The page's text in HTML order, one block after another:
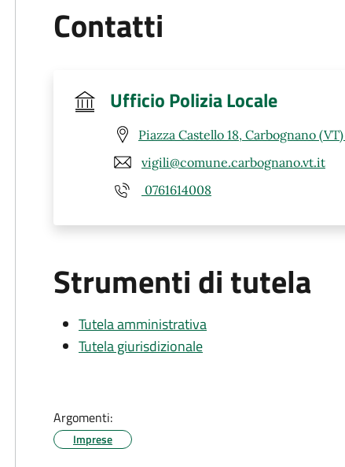
Contatti
Ufficio Polizia Locale
Piazza Castello 18, Carbognano
vigili@comune.carbognano.vt.it
0761614008
Strumenti di tutela
Tutela amministrativa
Tutela giurisdizionale
Argomenti:
Imprese